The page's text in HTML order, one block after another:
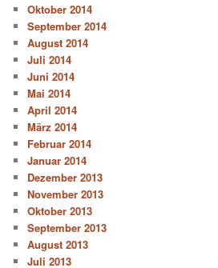
Oktober 2014
September 2014
August 2014
Juli 2014
Juni 2014
Mai 2014
April 2014
März 2014
Februar 2014
Januar 2014
Dezember 2013
November 2013
Oktober 2013
September 2013
August 2013
Juli 2013